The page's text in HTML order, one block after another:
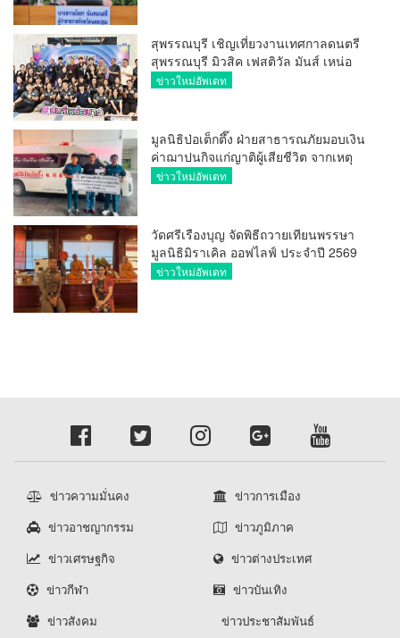
สุพรรณบุรี เชิญเที่ยวงานเทศกาลดนตรี
สุพรรณบุรี มิวสิค เฟสติวัล มันส์ เหน่อ
มาก
ข่าวใหม่อัพเดท
มูลนิธิป่อเต็กตึ๊ง ฝ่ายสาธารณภัยมอบเงิน
ค่าฌาปนกิจแก่ญาติผู้เสียชีวิต จากเหตุ
เพลิงไหม้ โรงเบียร์ ณ ลาดพร้าว จำนวน
ข่าวใหม่อัพเดท
วัดศรีเรืองบุญ จัดพิธีถวายเทียนพรรษา
มูลนิธิมิราเคิล ออฟไลฟ์ ประจำปี 2569
พล.ต.ต.ศิริวัฒน์ ดีพอ ให้เกียรติเป็น
ข่าวใหม่อัพเดท
ข่าวความมั่นคง
ข่าวการเมือง
ข่าวอาชญากรรม
ข่าวภูมิภาค
ข่าวเศรษฐกิจ
ข่าวต่างประเทศ
ข่าวกีฬา
ข่าวบันเทิง
ข่าวสังคม
ข่าวประชาสัมพันธ์